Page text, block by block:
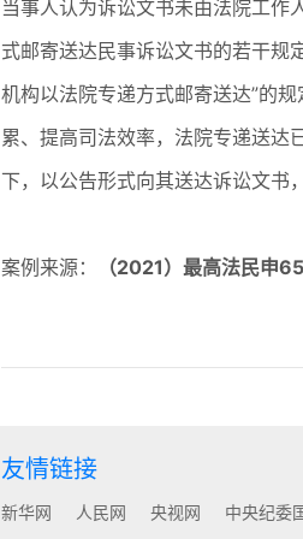
当事人认为诉讼文书未由法院工作
式邮寄送达民事诉讼文书的若干规
机构以法院专递方式邮寄送达”的
累、提高司法效率，法院专递送达
下，以公告形式向其送达诉讼文书
案例来源： （2021）最高法民申
友情链接
新华网 人民网 央视网 中央纪委